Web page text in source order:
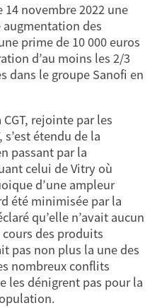
14 novembre 2022 une
des
prime de 10 000 euros
d’au moins les 2/3
dans le groupe Sanofi en
rejointe par les
s’est étendu de la
passant par la
celui de Vitry où
d’une ampleur
été minimisée par la
qu’elle n’avait aucun
des produits
pas non plus la une des
nombreux conflits
les dénigrent pas pour la